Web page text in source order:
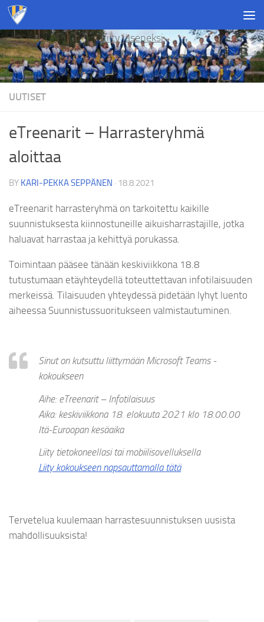
Skip to content
Liity jäseneksi
UUTISET
eTreenarit – Harrasteryhmä
aloittaa
BY KARI-PEKKA SEPPÄNEN · 18.8.2021
eTreenarit harrasteryhmä on tarkoitettu kaikille
suunnistuksesta kiinnostuneille aikuisharrastajille, jotka
haluavat harrastaa ja kehittyä porukassa.
Toimintaan pääsee tänään keskiviikkona 18.8
tutustumaan etäyhteydellä toteuttettavan infotilaisuuden
merkeissä. Tilaisuuden yhteydessä pidetään lyhyt luento
aiheessa Suunnistussuoritukseen valmistautuminen.
Sinut on kutsuttu liittymään Microsoft Teams -
kokoukseen
Aihe: eTreenarit – Infotilaisuus
Aika: keskiviikkona 18. elokuuta 2021 klo 18.00.00
Itä-Euroopan kesäaika
Liity tietokoneellasi tai mobiilisovelluksella
Liity kokoukseen napsauttamalla tätä
Tervetelua kuulemaan harrastesuunnistuksen uusista
mahdollisuuksista!